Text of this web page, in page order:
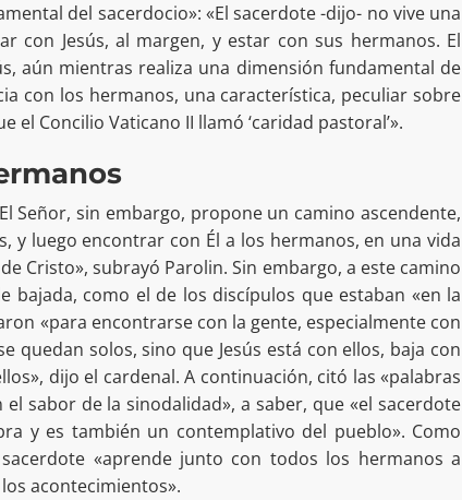
del sacerdocio»: «El sacerdote -dijo- no vive una
con Jesús, al margen, y estar con sus hermanos. El
aún mientras realiza una dimensión fundamental de
con los hermanos, una característica, peculiar sobre
el Concilio Vaticano II llamó ‘caridad pastoral’».
Señor, sin embargo, propone un camino ascendente,
y luego encontrar con Él a los hermanos, en una vida
Cristo», subrayó Parolin. Sin embargo, a este camino
bajada, como el de los discípulos que estaban «en la
«para encontrarse con la gente, especialmente con
quedan solos, sino que Jesús está con ellos, baja con
dijo el cardenal. A continuación, citó las «palabras
sabor de la sinodalidad», a saber, que «el sacerdote
y es también un contemplativo del pueblo». Como
«aprende junto con todos los hermanos a
acontecimientos».